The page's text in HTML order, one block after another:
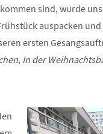
sind, wurde
auspacken
ersten
, In der